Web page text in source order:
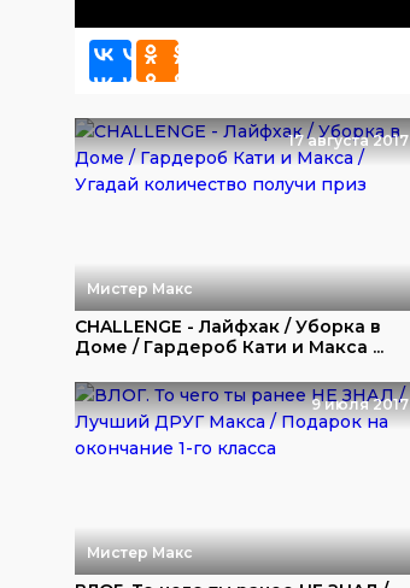
17 августа 2017
Мистер Макс
CHALLENGE - Лайфхак / Уборка в
Доме / Гардероб Кати и Макса ...
9 июля 2017
Мистер Макс